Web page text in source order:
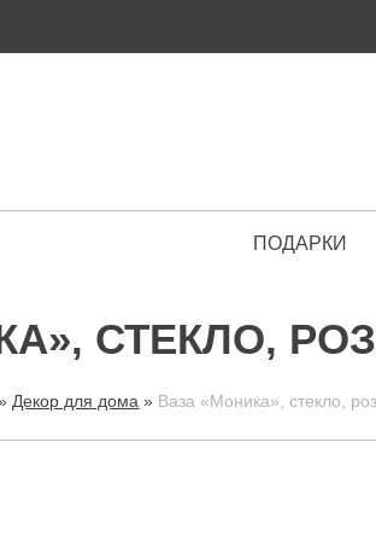
ПОДАРКИ
СТЕКЛО,
Декор для дома » Ваза «Моника», стекло,